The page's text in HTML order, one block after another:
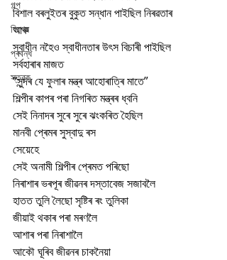
গল্প
বিশেষ
প্ৰবন্ধ
স্তৱক
বিশাল বৰলুইতৰ বুকুত সন্ধান পাইছিল নিৰৱতাৰ
আৰু
স্বাধীন নহৈও স্বাধীনতাৰ উৎস বিচাৰী পাইছিল
সৰ্বহাৰাৰ মাজত
“সুন্দৰ যে ফুলাৰ মন্ত্ৰ আহোৰাত্ৰি মাতে”
শিল্পীৰ কাপৰ পৰা নিগৰিত মন্ত্ৰৰ ধ্বনি
সেই নিনাদৰ সুৰে সুৰে ঝংকৰিত হৈছিল
মানবী প্ৰেমৰ সুস্বাদু ৰস
সেয়েহে
সেই অনামী শিল্পীৰ প্ৰেমত পৰিছো
নিৰাশাৰ ভৰপূৰ জীৱনৰ দস্তাবেজ সজাবলৈ
হাতত তুলি লৈছো সৃষ্টিৰ ৰং তুলিকা
জীয়াই থকাৰ পৰা মৰণলৈ
আশাৰ পৰা নিৰাশালৈ
আকৌ ঘূৰিব জীৱনৰ চাকনৈয়া